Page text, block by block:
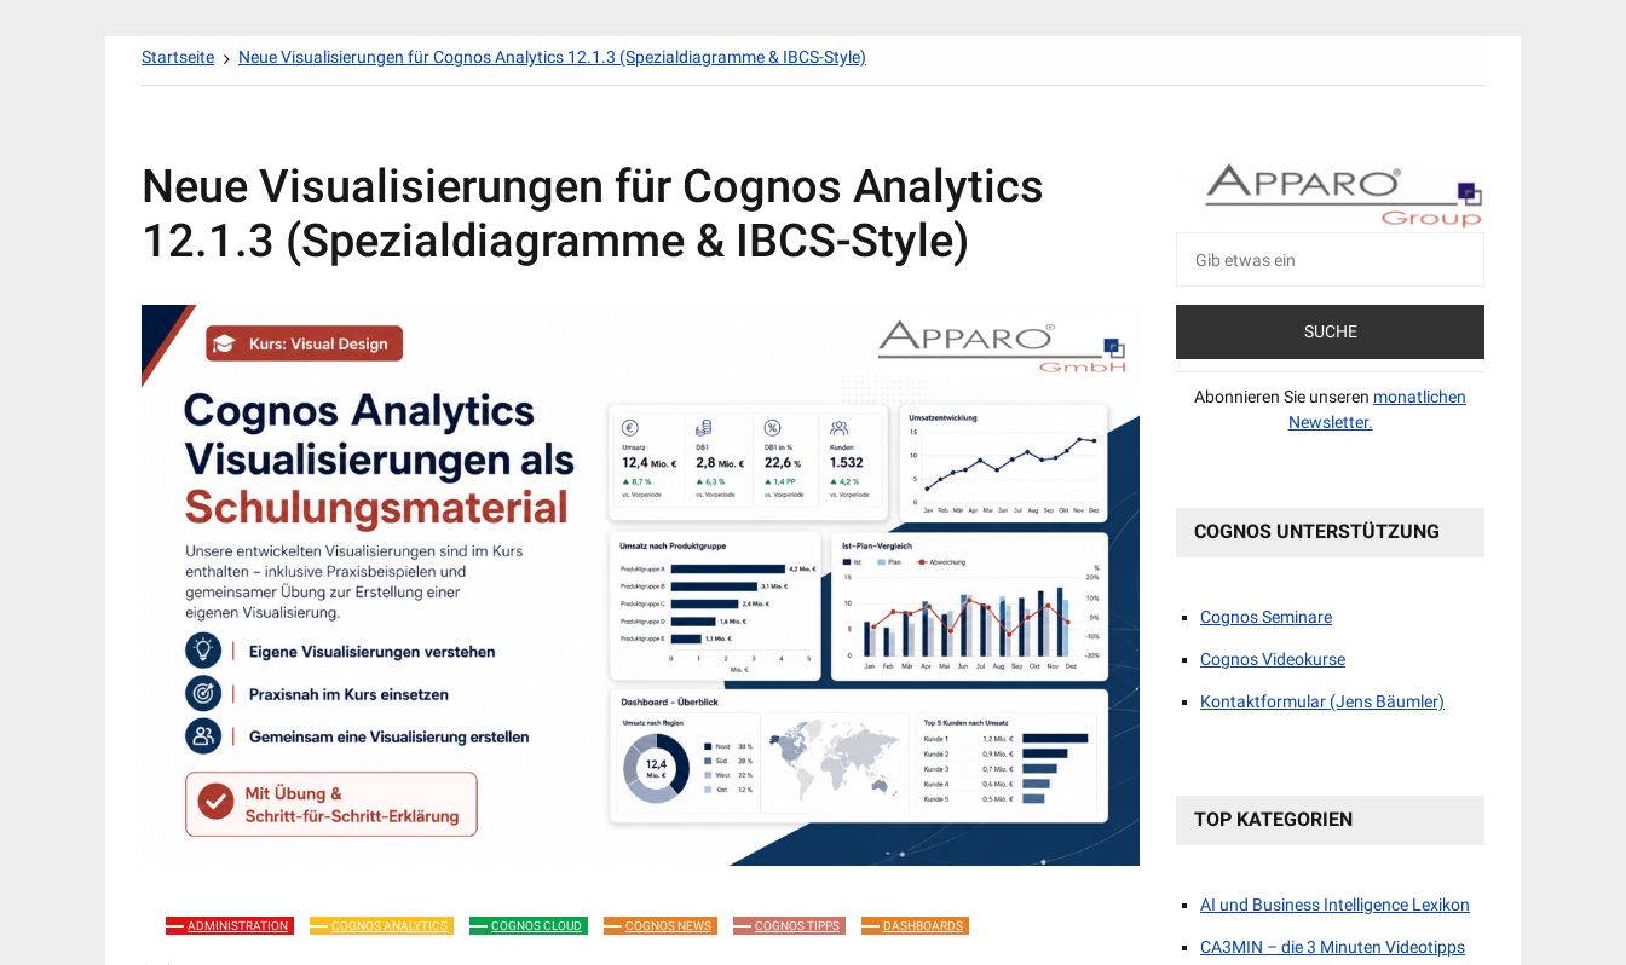
Startseite Neue Visualisierungen für Cognos Analytics 12.1.3 (Spezialdiagramme & IBCS-Style)
Neue Visualisierungen für Cognos Analytics
12.1.3 (Spezialdiagramme & IBCS-Style)
ADMINISTRATION COGNOS ANALYTICS COGNOS CLOUD COGNOS NEWS COGNOS TIPPS DASHBOARDS
nach:
Abonnieren Sie unseren monatlichen
Newsletter.
COGNOS UNTERSTÜTZUNG
Cognos Seminare
Cognos Videokurse
Kontaktformular (Jens Bäumler)
TOP KATEGORIEN
AI und Business Intelligence Lexikon
CA3MIN – die 3 Minuten Videotipps